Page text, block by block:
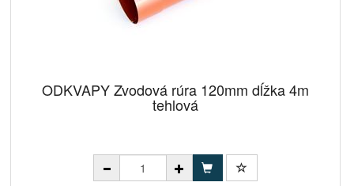
ODKVAPY Zvodová rúra 120mm dĺžka 4m
tehlová